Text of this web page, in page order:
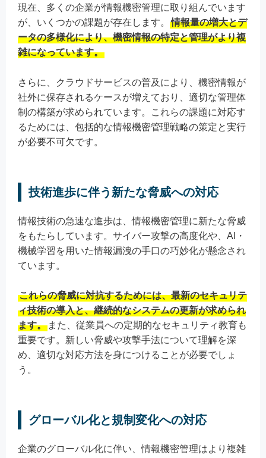
現在、多くの企業が情報機密管理に取り組んでいます
が、いくつかの課題が存在します。
情報量の増大とデ
ータの多様化により、機密情報の特定と管理がより複
雑になっています。
さらに、クラウドサービスの普及により、機密情報が
社外に保存されるケースが増えており、適切な管理体
制の構築が求められています。これらの課題に対応す
るためには、包括的な情報機密管理戦略の策定と実行
が必要不可欠です。
技術進歩に伴う新たな脅威への対応
情報技術の急速な進歩は、情報機密管理に新たな脅威
をもたらしています。サイバー攻撃の高度化や、AI・
機械学習を用いた情報漏洩の手口の巧妙化が懸念され
ています。
これらの脅威に対抗するためには、最新のセキュリテ
ィ技術の導入と、継続的なシステムの更新が求められ
ます。 また、従業員への定期的なセキュリティ教育も
重要です。新しい脅威や攻撃手法について理解を深
め、適切な対応方法を身につけることが必要でしょ
う。
グローバル化と規制変化への対応
企業のグローバル化に伴い、情報機密管理はより複雑